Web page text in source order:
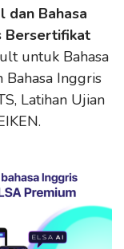
dan Bahasa
Bersertifikat
untuk Bahasa
Bahasa Inggris
Latihan Ujian